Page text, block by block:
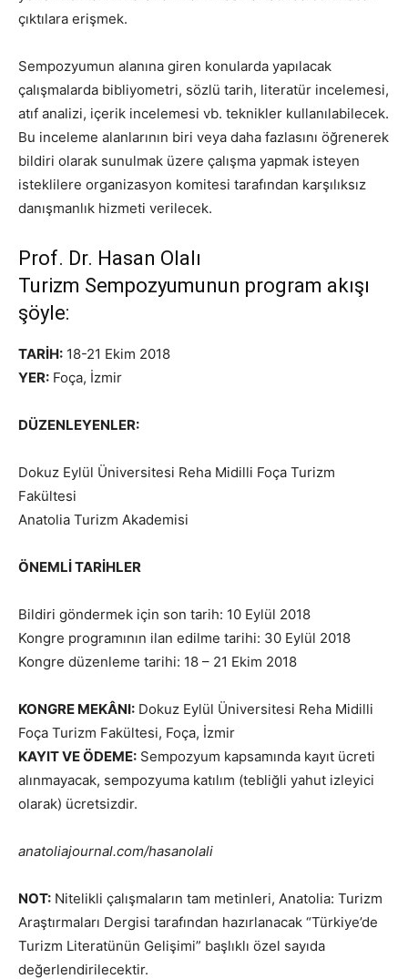
çıktılara erişmek.
Sempozyumun alanına giren konularda yapılacak
çalışmalarda bibliyometri, sözlü tarih, literatür incelemesi,
atıf analizi, içerik incelemesi vb. teknikler kullanılabilecek.
Bu inceleme alanlarının biri veya daha fazlasını öğrenerek
bildiri olarak sunulmak üzere çalışma yapmak isteyen
isteklilere organizasyon komitesi tarafından karşılıksız
danışmanlık hizmeti verilecek.
Prof. Dr. Hasan Olalı
Turizm Sempozyumunun program akışı
şöyle:
TARİH: 18-21 Ekim 2018
YER: Foça, İzmir
DÜZENLEYENLER:
Dokuz Eylül Üniversitesi Reha Midilli Foça Turizm
Fakültesi
Anatolia Turizm Akademisi
ÖNEMLİ TARİHLER
Bildiri göndermek için son tarih: 10 Eylül 2018
Kongre programının ilan edilme tarihi: 30 Eylül 2018
Kongre düzenleme tarihi: 18 – 21 Ekim 2018
KONGRE MEKÂNI: Dokuz Eylül Üniversitesi Reha Midilli
Foça Turizm Fakültesi, Foça, İzmir
KAYIT VE ÖDEME: Sempozyum kapsamında kayıt ücreti
alınmayacak, sempozyuma katılım (tebliğli yahut izleyici
olarak) ücretsizdir.
anatoliajournal.com/hasanolali
NOT: Nitelikli çalışmaların tam metinleri, Anatolia: Turizm
Araştırmaları Dergisi tarafından hazırlanacak “Türkiye’de
Turizm Literatünün Gelişimi” başlıklı özel sayıda
değerlendirilecektir.